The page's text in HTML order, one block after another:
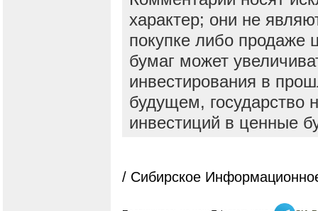
характер; они не
покупке либо продаже
бумаг может
инвестирования в
будущем, государство
инвестиций в ценные
/ Сибирское